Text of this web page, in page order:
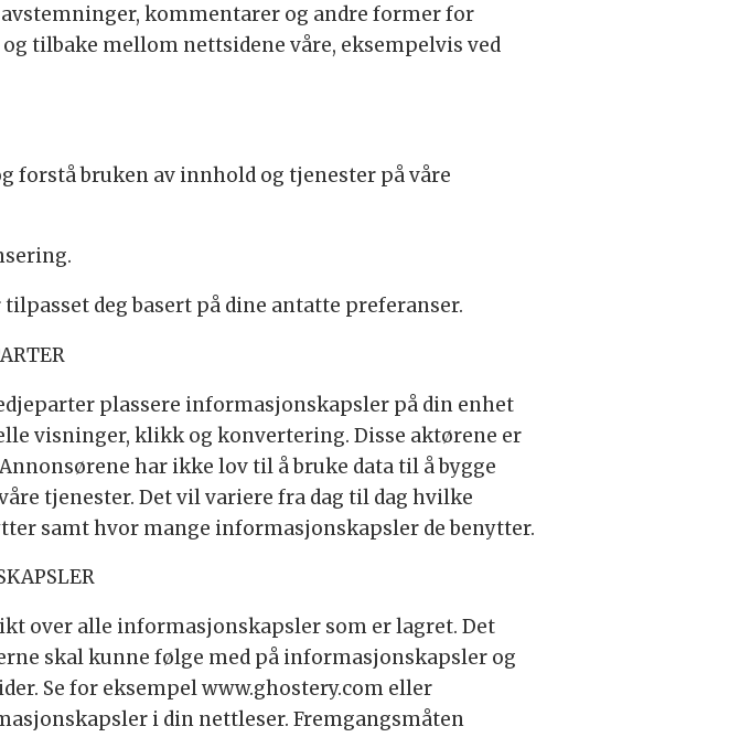
kommentarer og andre former for
tilbake mellom nettsidene våre, eksempelvis ved
forstå bruken av innhold og tjenester på våre
deg basert på dine antatte preferanser.
plassere informasjonskapsler på din enhet
visninger, klikk og konvertering. Disse aktørene er
har ikke lov til å bruke data til å bygge
tjenester. Det vil variere fra dag til dag hvilke
samt hvor mange informasjonskapsler de benytter.
over alle informasjonskapsler som er lagret. Det
skal kunne følge med på informasjonskapsler og
Se for eksempel www.ghostery.com eller
i din nettleser. Fremgangsmåten